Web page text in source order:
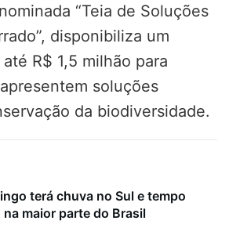
“Teia de Soluções
disponibiliza um
R$ 1,5 milhão para
soluções
da biodiversidade.
terá chuva no Sul e tempo
na maior parte do Brasil